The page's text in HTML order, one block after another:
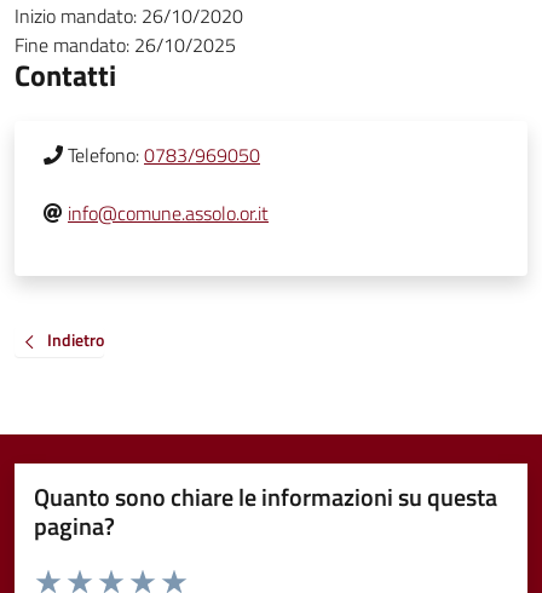
Inizio mandato: 26/10/2020
Fine mandato: 26/10/2025
Contatti
Telefono:0783/969050
info@comune.assolo.or.it
Indietro
Quanto sono chiare le informazioni su questa
pagina?
Valuta da 1 a 5 stelle la pagina